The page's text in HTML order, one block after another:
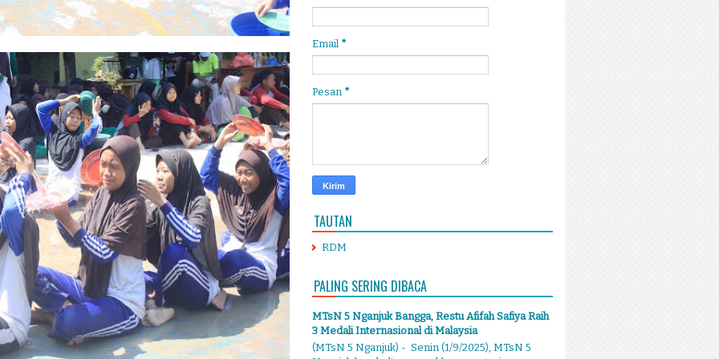
Email *
Pesan *
TAUTAN
RDM
PALING SERING DIBACA
MTsN 5 Nganjuk Bangga, Restu Afifah Safiya Raih
3 Medali Internasional di Malaysia
(MTsN 5 Nganjuk) - Senin (1/9/2025), MTsN 5